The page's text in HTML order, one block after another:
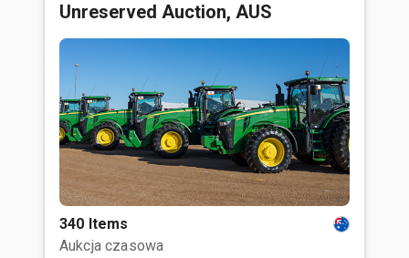
Unreserved Auction, AUS
340 Items
Aukcja czasowa